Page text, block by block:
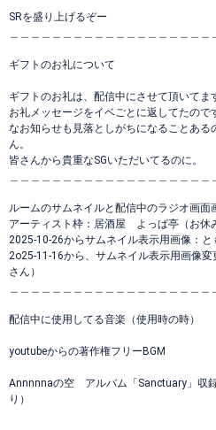
SRを盛り上げるぞー
ギフトのお礼について
ギフトのお礼は、配信中にさせて頂いてま
お礼メッセージをイベごとに返してたの
なお知らせも見落としがちになることあ
ん。
皆さんから貴重なSGいただいてるのに。
ルームのサムネイルと配信中のラジオ画面
アーティスト枠：居酒屋 よっぱ亭（お休
2025-10-26からサムネイル表示用画像：と
2o25-11-16から、サムネイル表示用画像
さん）
配信中に使用してる音楽（使用時の時）
youtubeからの著作権フリーBGM
Annnnnaの空 アルバム「Sanctuary」収
り）